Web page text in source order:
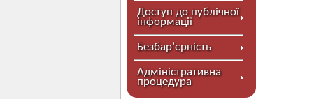
Доступ до публічної
інформації
Безбар’єрність
Адміністративна
процедура